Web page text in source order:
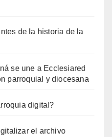
de la historia de la
se une a Ecclesiared
parroquial y diocesana
digital?
el archivo